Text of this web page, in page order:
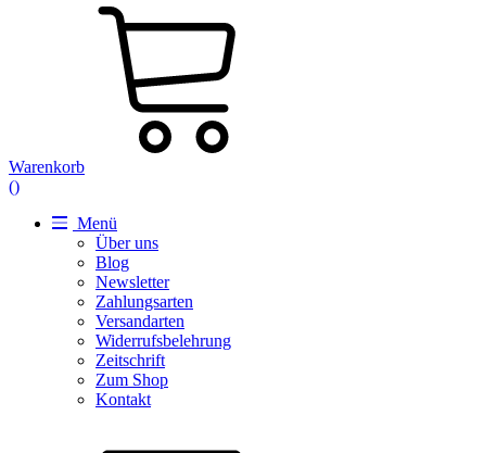
Warenkorb
()
Menü
Über uns
Blog
Newsletter
Zahlungsarten
Versandarten
Widerrufsbelehrung
Zeitschrift
Zum Shop
Kontakt